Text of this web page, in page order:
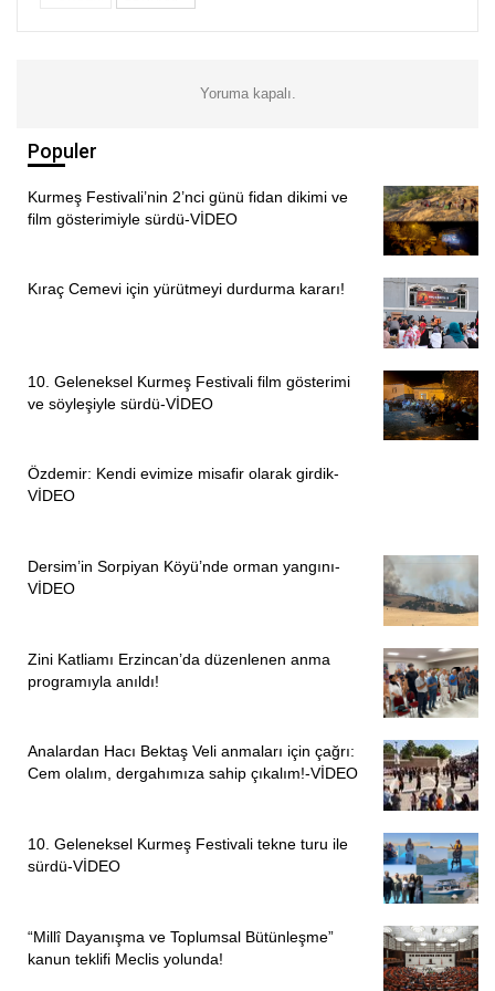
gerçekleştirilmiş bir katliam olduğunu ifade etti. Katliamda
“UNUTMAK İHANETTİR, SUSMAK ORTAKLIKTIR”
İnsanlığa karşı işlenen suçlarda zamanaşımının kabul
edilemeyeceğini vurgulayan Kutlu, Madımak’ın
unutturulmasına yönelik her girişime karşı duracaklarını
söyledi. “Unutmak ihanettir, susmak ortaklıktır, hatırlamak
ise direniştir” diyen Kutlu, Madımak’ta yaşamını yitiren 33
canı anmanın tarihsel ve insani bir sorumluluk olduğunu
“MADIMAK BİR OLAY DEĞİL, ALEVİLERİN ORTAK
Almanya Alevi Birlikleri Federasyonu (AABF) Genel
söyledi.
Katliamın unutulmasına izin vermeyeceklerini vurgulayan
Çakır, Madımak’ın ne münferit bir olay ne de bir tesadüf
olduğunu belirterek, bunun Alevilere yönelik uzun yıllara
yayılan saldırılar zincirinin bir parçası olduğunu ifade etti.
Madımak Katliamı’nın sıradan bir olay gibi gösterilmesine
karşı çıktıklarını dile getiren Çakır, katliamın faillerinin
korunmasına ve cezasızlık politikalarına tepki gösterdi.
“ALMANYA FAİLLER İÇİN SIĞINAK OLMAMALI”
Konuşmasında Almanya’da yaşadığı belirtilen Madımak
hükümlülerine de değinen Çakır, bu konunun artık Alman
kamuoyunun ve siyasetinin gündeminde olduğunu ifade
Yoruma kapalı.
Populer
Kurmeş Festivali’nin 2’nci günü fidan dikimi ve
film gösterimiyle sürdü-VİDEO
Kıraç Cemevi için yürütmeyi durdurma kararı!
10. Geleneksel Kurmeş Festivali film gösterimi
ve söyleşiyle sürdü-VİDEO
Özdemir: Kendi evimize misafir olarak girdik-
VİDEO
Dersim’in Sorpiyan Köyü’nde orman yangını-
VİDEO
Zini Katliamı Erzincan’da düzenlenen anma
programıyla anıldı!
Analardan Hacı Bektaş Veli anmaları için çağrı:
Cem olalım, dergahımıza sahip çıkalım!-VİDEO
10. Geleneksel Kurmeş Festivali tekne turu ile
sürdü-VİDEO
“Millî Dayanışma ve Toplumsal Bütünleşme”
kanun teklifi Meclis yolunda!